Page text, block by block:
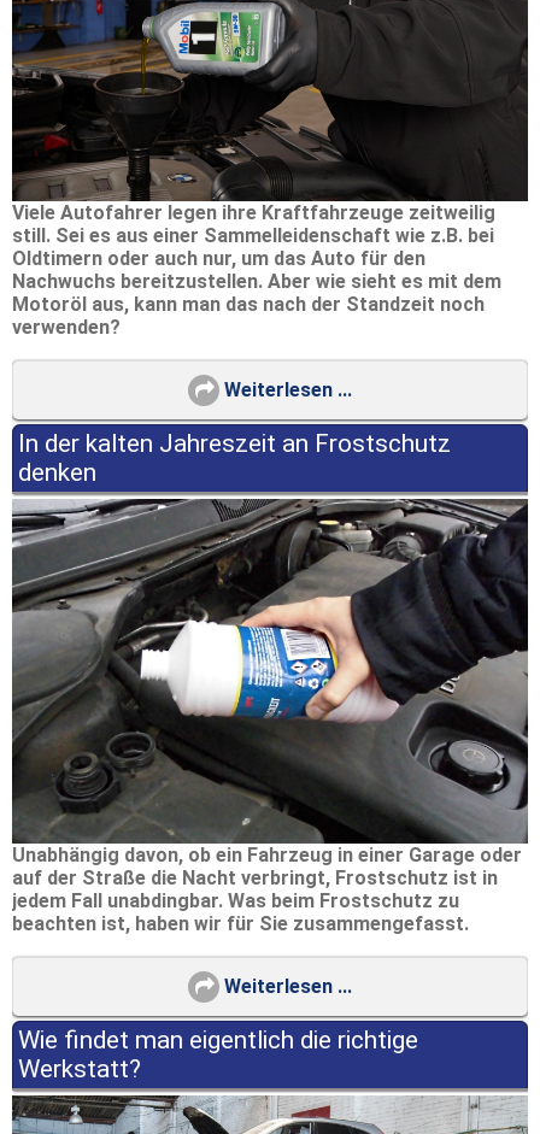
Viele Autofahrer legen ihre Kraftfahrzeuge zeitweilig
still. Sei es aus einer Sammelleidenschaft wie z.B. bei
Oldtimern oder auch nur, um das Auto für den
Nachwuchs bereitzustellen. Aber wie sieht es mit dem
Motoröl aus, kann man das nach der Standzeit noch
verwenden?
Weiterlesen ...
In der kalten Jahreszeit an Frostschutz
denken
Unabhängig davon, ob ein Fahrzeug in einer Garage oder
auf der Straße die Nacht verbringt, Frostschutz ist in
jedem Fall unabdingbar. Was beim Frostschutz zu
beachten ist, haben wir für Sie zusammengefasst.
Weiterlesen ...
Wie findet man eigentlich die richtige
Werkstatt?